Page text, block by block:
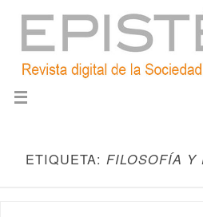
ETIQUETA: FILOSOFÍA Y